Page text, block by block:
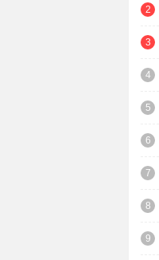
2
3
4
5
6
7
8
9